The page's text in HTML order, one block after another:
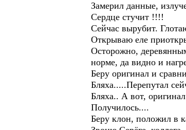
Замерил данные,
Сердце стучит !!!!
Сейчас вырубит.
Открываю еле
Осторожно,
норме, да видно и
Беру оригинал и
Бляха.....Перепутал
Бляха.. А вот,
Получилось....
Беру клон, положил в